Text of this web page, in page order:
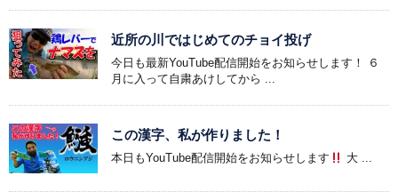
近所の川ではじめてのチョイ投げ
今日も最新YouTube配信開始をお知らせします！ ６
月に入って自粛あけしてから ...
この漢字、私が作りました！
本日もYouTube配信開始をお知らせします 大 ...